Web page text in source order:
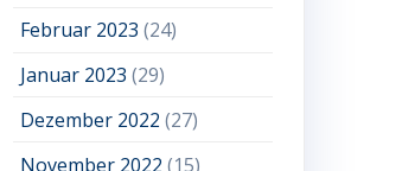
Februar 2023 (24)
Januar 2023 (29)
Dezember 2022 (27)
November 2022 (15)